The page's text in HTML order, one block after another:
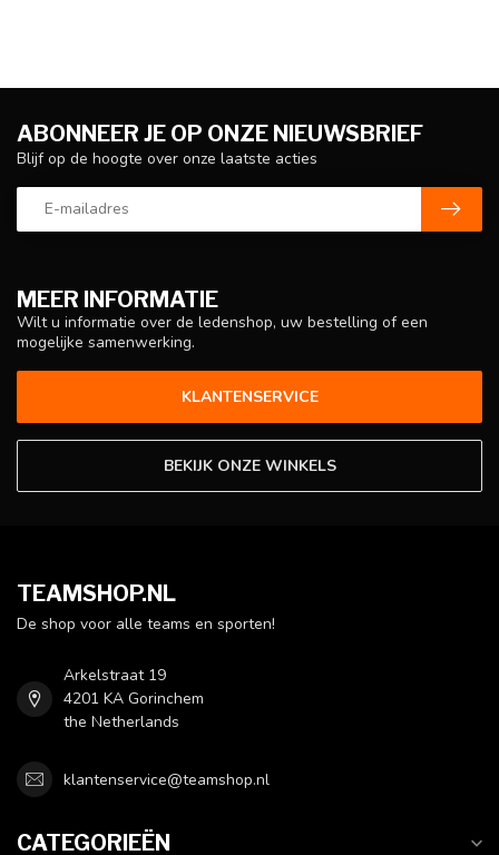
MEER INFORMATIE
Wilt u informatie over de ledenshop, uw bestelling of een
mogelijke samenwerking.
KLANTENSERVICE
BEKIJK ONZE WINKELS
ABONNEER JE OP ONZE NIEUWSBRIEF
Blijf op de hoogte over onze laatste acties
TEAMSHOP.NL
De shop voor alle teams en sporten!
Arkelstraat 19
4201 KA Gorinchem
the Netherlands
klantenservice@teamshop.nl
CATEGORIEËN